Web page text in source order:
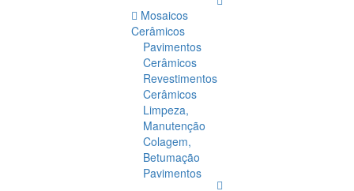
Mosaicos
Cerâmicos
Pavimentos
Cerâmicos
Revestimentos
Cerâmicos
Limpeza,
Manutenção
Colagem,
Betumação
Pavimentos